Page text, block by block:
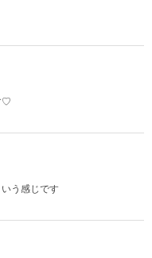
♡
う感じです